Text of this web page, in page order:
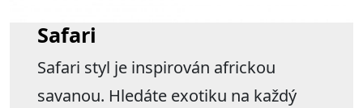
Safari
Safari styl je inspirován africkou
savanou. Hledáte exotiku na každý